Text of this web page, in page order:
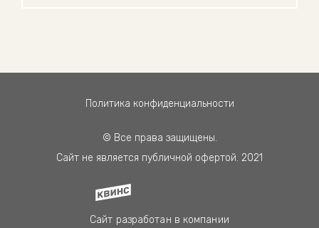
Сайт разработан в компании
© Все права защищены.
Сайт не является публичной офертой. 2021
Политика конфиденциальности